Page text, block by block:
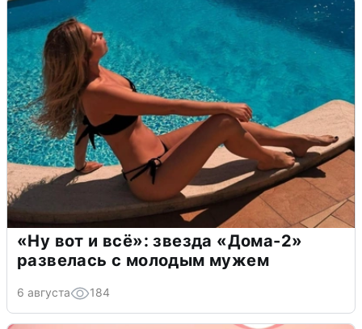
«Ну вот и всё»: звезда «Дома-2»
развелась с молодым мужем
6 августа 184